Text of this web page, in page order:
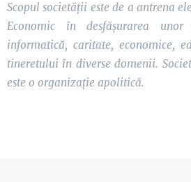
Scopul societății este de a antrena
Economic în desfășurarea
informatică, caritate, economice,
tineretului în diverse domenii.
este o organizație apolitică.